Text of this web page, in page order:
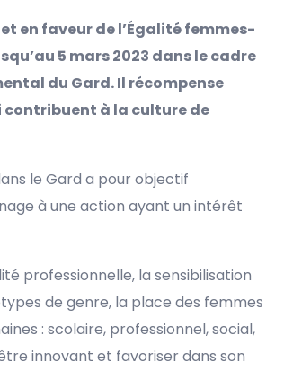
en faveur de l’Égalité femmes-
5 mars 2023 dans le cadre
du Gard. Il récompense
contribuent à la culture de
le Gard a pour objectif
à une action ayant un intérêt
professionnelle, la sensibilisation
de genre, la place des femmes
: scolaire, professionnel, social,
innovant et favoriser dans son